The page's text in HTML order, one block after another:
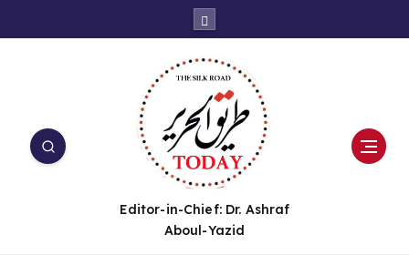
Editor-in-Chief: Dr. Ashraf
Aboul-Yazid